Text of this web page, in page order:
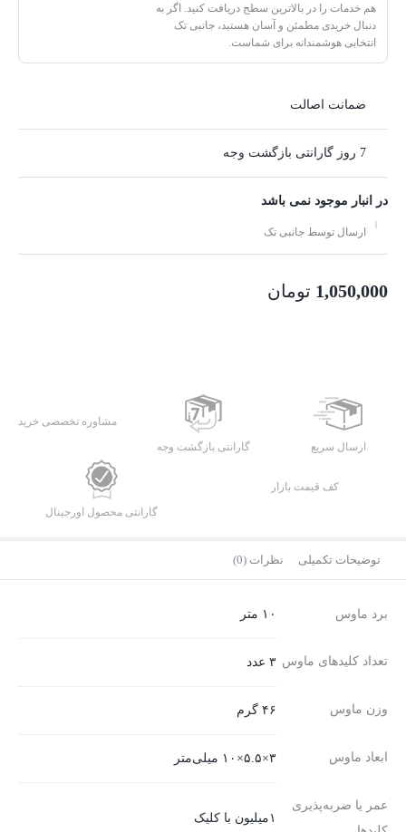
هم خدمات را در بالاترین سطح دریافت کنید. اگر به
دنبال خریدی مطمئن و آسان هستید، جانبی تک
انتخابی هوشمندانه برای شماست.
ضمانت اصالت
7 روز گارانتی بازگشت وجه
در انبار موجود نمی باشد
ارسال توسط جانبی تک
1,050,000 تومان
ارسال سریع گارانتی بازگشت وجه
مشاوره تخصصی خرید
کف قیمت بازار
گارانتی محصول اورجینال
توضیحات تکمیلی نظرات (0)
برد ماوس ۱۰ متر
تعداد کلیدهای ماوس ۳ عدد
وزن ماوس ۴۶ گرم
ابعاد ماوس ۳×۵.۵×۱۰ میلی‌متر
عمر یا ضربه‌پذیری
۱میلیون با کلیک